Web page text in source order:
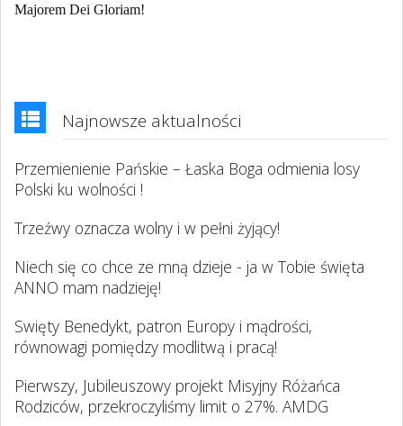
Majorem Dei Gloriam!
Najnowsze aktualności
Przemienienie Pańskie – Łaska Boga odmienia losy
Polski ku wolności !
Trzeźwy oznacza wolny i w pełni żyjący!
Niech się co chce ze mną dzieje - ja w Tobie święta
ANNO mam nadzieję!
Swięty Benedykt, patron Europy i mądrości,
równowagi pomiędzy modlitwą i pracą!
Pierwszy, Jubileuszowy projekt Misyjny Różańca
Rodziców, przekroczyliśmy limit o 27%. AMDG